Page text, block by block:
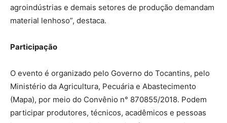
agroindústrias e demais setores de produção demandam
material lenhoso”, destaca.
Participação
O evento é organizado pelo Governo do Tocantins, pelo
Ministério da Agricultura, Pecuária e Abastecimento
(Mapa), por meio do Convênio n° 870855/2018. Podem
participar produtores, técnicos, acadêmicos e pessoas